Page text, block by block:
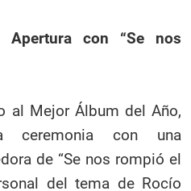
Apertura con “Se nos
al Mejor Álbum del Año,
ceremonia con una
de “Se nos rompió el
del tema de Rocío